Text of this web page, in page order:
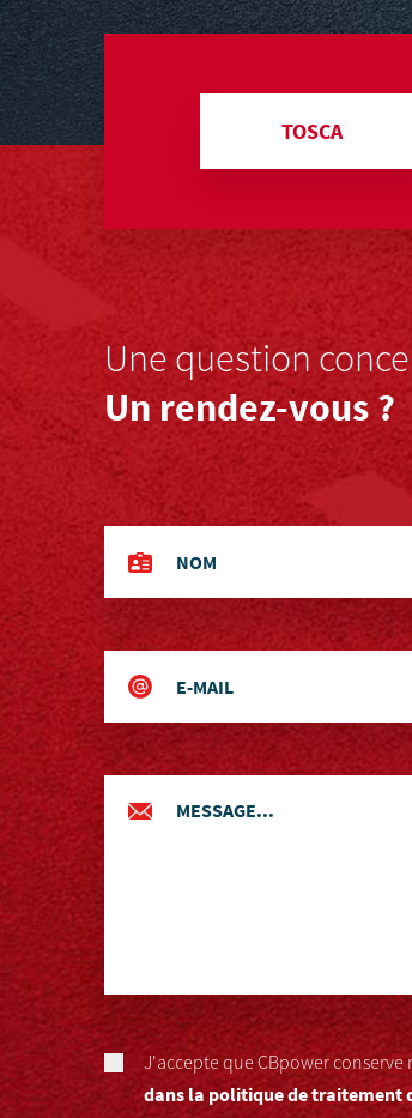
TOSCA
Une question
Un rendez-vous ?
J'accepte que CBpower
dans la politique de traitement